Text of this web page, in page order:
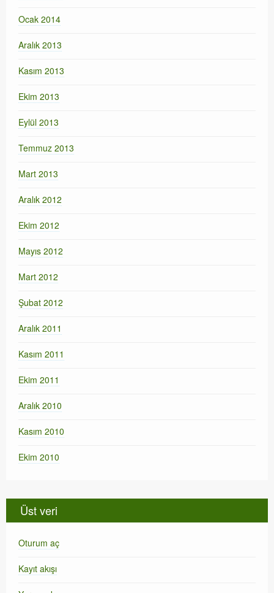
Ocak 2014
Aralık 2013
Kasım 2013
Ekim 2013
Eylül 2013
Temmuz 2013
Mart 2013
Aralık 2012
Ekim 2012
Mayıs 2012
Mart 2012
Şubat 2012
Aralık 2011
Kasım 2011
Ekim 2011
Aralık 2010
Kasım 2010
Ekim 2010
Üst veri
Oturum aç
Kayıt akışı